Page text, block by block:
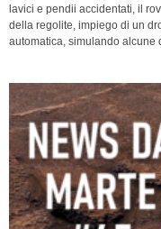
lavici e pendii accidentati, il
della regolite, impiego di un
automatica, simulando alcune